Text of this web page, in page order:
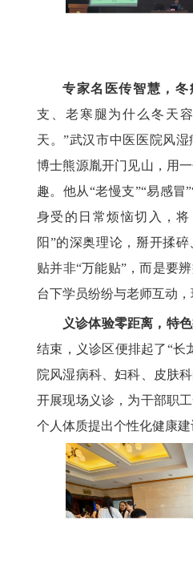
专家名医传智慧，冬
支、老寒腿为什么冬天
天。”武汉市中医医院风
博士熊源胤开门见山，用
趣。他从“老慢支”“易感冒
身受的日常烦恼切入，
阳”的深奥理论，掰开揉
贴并非“万能贴”，而是要
台下学员纷纷与老师互动，
义诊体验零距离，特
结束，义诊区便排起了“长
院风湿病科、妇科、皮肤
开展现场义诊，为干部职
个人体质提出个性化健康建